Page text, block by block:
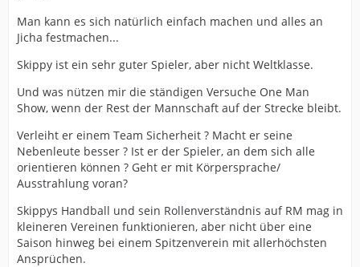
Man kann es sich natürlich einfach machen und alles an
Jicha festmachen...
Skippy ist ein sehr guter Spieler, aber nicht Weltklasse.
Und was nützen mir die ständigen Versuche One Man
Show, wenn der Rest der Mannschaft auf der Strecke bleibt.
Verleiht er einem Team Sicherheit ? Macht er seine
Nebenleute besser ? Ist er der Spieler, an dem sich alle
orientieren können ? Geht er mit Körpersprache/
Ausstrahlung voran?
Skippys Handball und sein Rollenverständnis auf RM mag in
kleineren Vereinen funktionieren, aber nicht über eine
Saison hinweg bei einem Spitzenverein mit allerhöchsten
Ansprüchen.